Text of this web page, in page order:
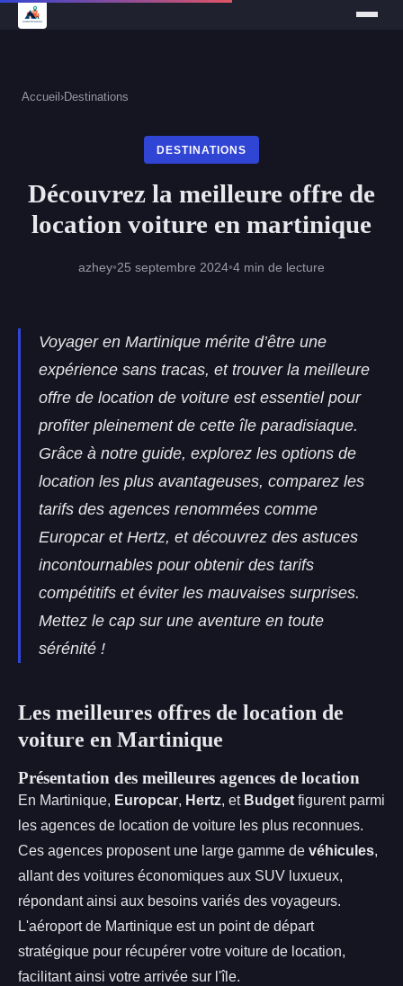
Accueil ›Destinations
DESTINATIONS
Découvrez la meilleure offre de
location voiture en martinique
azhey•25 septembre 2024•4 min de lecture
Voyager en Martinique mérite d’être une
expérience sans tracas, et trouver la meilleure
offre de location de voiture est essentiel pour
profiter pleinement de cette île paradisiaque.
Grâce à notre guide, explorez les options de
location les plus avantageuses, comparez les
tarifs des agences renommées comme
Europcar et Hertz, et découvrez des astuces
incontournables pour obtenir des tarifs
compétitifs et éviter les mauvaises surprises.
Mettez le cap sur une aventure en toute
sérénité !
Les meilleures offres de location de
voiture en Martinique
Présentation des meilleures agences de location
En Martinique, Europcar, Hertz, et Budget figurent parmi
les agences de location de voiture les plus reconnues.
Ces agences proposent une large gamme de véhicules,
allant des voitures économiques aux SUV luxueux,
répondant ainsi aux besoins variés des voyageurs.
L'aéroport de Martinique est un point de départ
stratégique pour récupérer votre voiture de location,
facilitant ainsi votre arrivée sur l'île.